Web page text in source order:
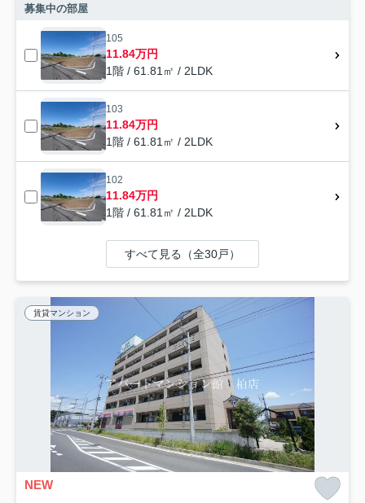
募集中の部屋
105
11.84万円
1階 / 61.81㎡ / 2LDK
103
11.84万円
1階 / 61.81㎡ / 2LDK
102
11.84万円
1階 / 61.81㎡ / 2LDK
すべて見る（全30戸）
賃貸マンション
NEW